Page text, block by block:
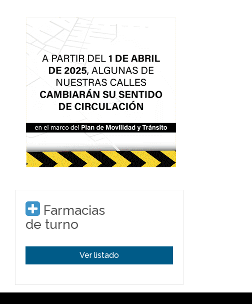
Farmacias
de turno
Ver listado